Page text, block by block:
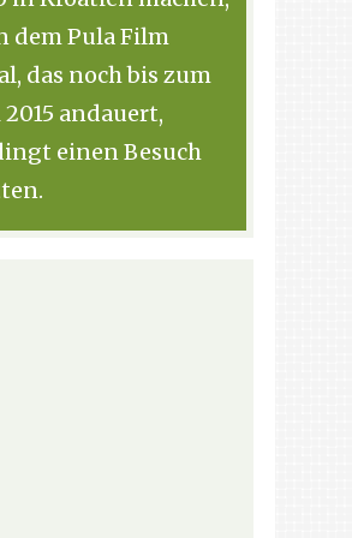
dem Pula Film
das noch bis zum
2015 andauert,
einen Besuch